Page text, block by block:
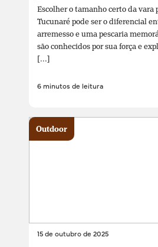
Escolher o tamanho certo da vara
Tucunaré pode ser o diferencial
arremesso e uma pescaria
são conhecidos por sua força e
[...]
6 minutos de leitura
15 de outubro de 2025
Outdoor